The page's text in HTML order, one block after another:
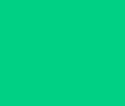
ョン」個別相談会